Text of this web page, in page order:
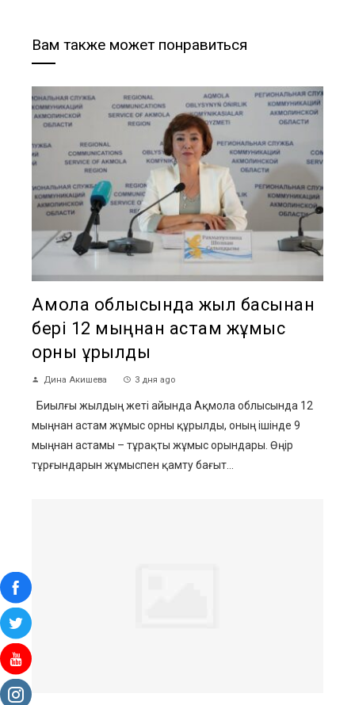
Вам также может понравиться
Ақмола облысында жыл басынан
бері 12 мыңнан астам жұмыс
орны құрылды
Дина Акишева 3 дня ago
Биылғы жылдың жеті айында Ақмола облысында 12
мыңнан астам жұмыс орны құрылды, оның ішінде 9
мыңнан астамы – тұрақты жұмыс орындары. Өңір
тұрғындарын жұмыспен қамту бағыт...